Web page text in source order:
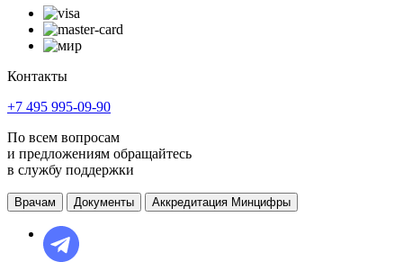
Контакты
+7 495 995-09-90
По всем вопросам
и предложениям обращайтесь
в службу поддержки
Врачам Документы Аккредитация Минцифры